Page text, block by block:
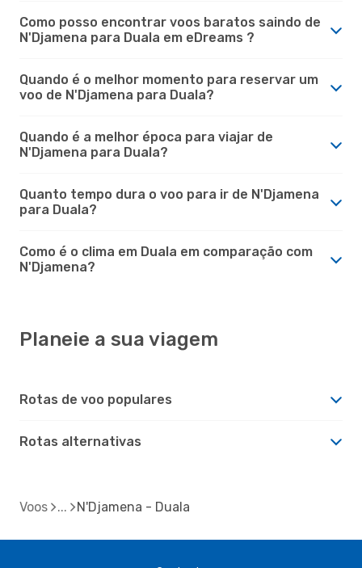
Como posso encontrar voos baratos saindo de
N'Djamena para Duala em eDreams ?
Quando é o melhor momento para reservar um
voo de N'Djamena para Duala?
Quando é a melhor época para viajar de
N'Djamena para Duala?
Quanto tempo dura o voo para ir de N'Djamena
para Duala?
Como é o clima em Duala em comparação com
N'Djamena?
Planeie a sua viagem
Rotas de voo populares
Rotas alternativas
Voos N'Djamena - Duala